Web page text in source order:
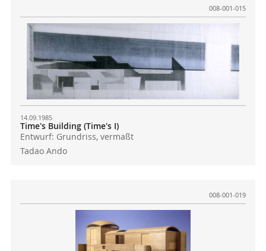
008-001-015
14.09.1985
Time's Building (Time's I)
Entwurf: Grundriss, vermaßt
Tadao Ando
008-001-019